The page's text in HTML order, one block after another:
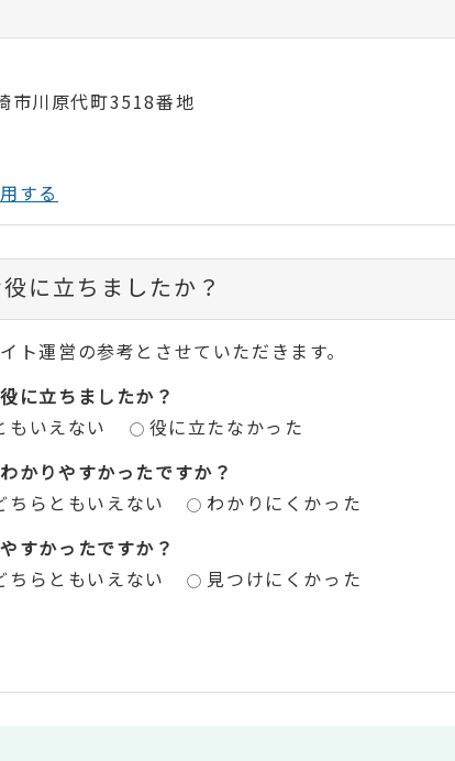
川原代町3518番地
する
に立ちましたか？
ト運営の参考とさせていただきます。
に立ちましたか？
もいえない
役に立たなかった
かりやすかったですか？
ちらともいえない
わかりにくかった
すかったですか？
ちらともいえない 見つけにくかった